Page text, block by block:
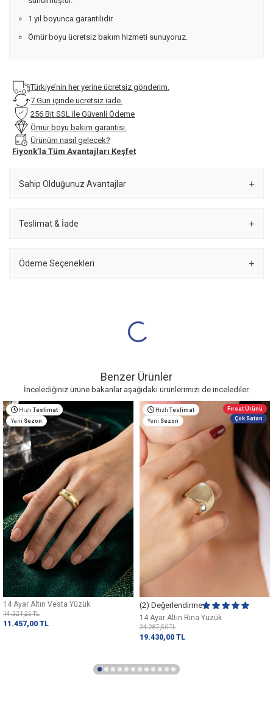
1 yıl boyunca garantilidir.
Ömür boyu ücretsiz bakım hizmeti sunuyoruz.
Türkiye’nin her yerine ücretsiz gönderim.
7 Gün içinde ücretsiz iade.
256 Bit SSL ile Güvenli Ödeme
Ömür boyu bakım garantisi.
Ürünüm nasıl gelecek?
Fiyonk’la Tüm Avantajları Keşfet
Sahip Olduğunuz Avantajlar
Teslimat & İade
Ödeme Seçenekleri
Benzer Ürünler
İncelediğiniz ürüne bakanlar aşağıdaki ürünlerimizi de incelediler.
Hızlı Teslimat
Yeni Sezon
14 Ayar Altın Vesta Yüzük
14.321,25TL
11.457,00 TL
Hızlı Teslimat
Yeni Sezon
Fırsat Ürünü
Çok Satan
(2) Değerlendirme
14 Ayar Altın Rina Yüzük
24.287,50TL
19.430,00 TL